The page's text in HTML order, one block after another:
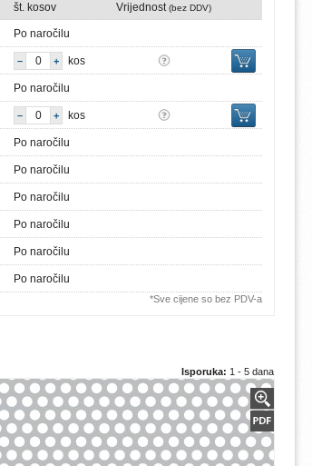
št. kosov Vrijednost(bez DDV)
Po naročilu
– + kos
Po naročilu
– + kos
Po naročilu
Po naročilu
Po naročilu
Po naročilu
Po naročilu
Po naročilu
*Sve cijene so bez PDV-a
Isporuka: 1 - 5 dana